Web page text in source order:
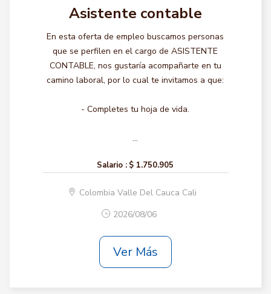
Asistente contable
En esta oferta de empleo buscamos personas
que se perfilen en el cargo de ASISTENTE
CONTABLE, nos gustaría acompañarte en tu
camino laboral, por lo cual te invitamos a que:
- Completes tu hoja de vida.
...
Salario : $ 1.750.905
Colombia Valle Del Cauca Cali
2026/08/06
Ver Más